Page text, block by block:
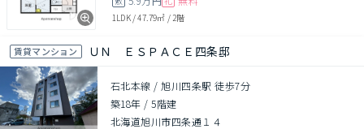
1LDK/47.79㎡ /2階
賃貸マンション ＵＮ ＥＳＰＡＣＥ四条邸
石北本線 / 旭川四条駅 徒歩7分
築18年 /5階建
北海道旭川市四条通１４